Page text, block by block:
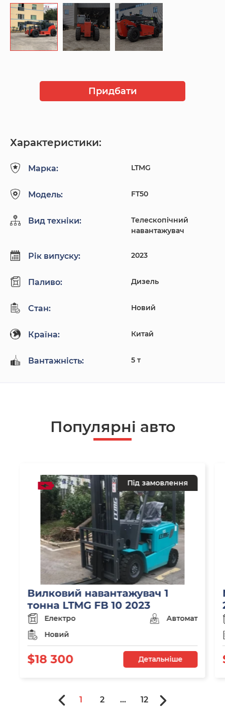
Придбати
Характеристики:
Марка: LTMG
Модель: FT50
Вид техніки:
Телескопічний
навантажувач
Рік випуску: 2023
Паливо: Дизель
Стан: Новий
Країна: Китай
Вантажність: 5 т
Популярнi авто
Під замовлення
Вилковий навантажувач 1
тонна LTMG FB 10 2023
Електро
Автомат
Новий
$18 300 Детальніше
1 2 ... 12